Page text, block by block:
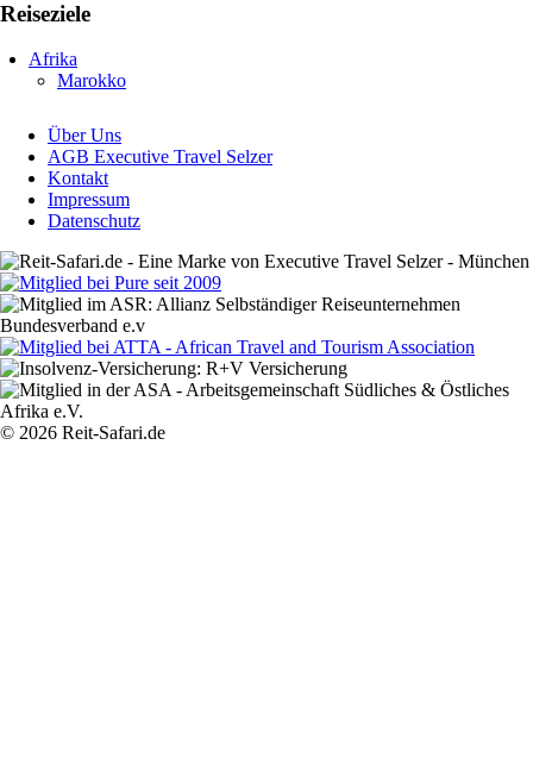
Reiseziele
Afrika
Marokko
Über Uns
AGB Executive Travel Selzer
Kontakt
Impressum
Datenschutz
© 2026 Reit-Safari.de